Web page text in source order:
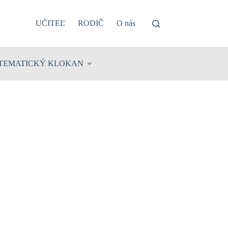
UČITEĽ RODIČ O nás
KLOKAN